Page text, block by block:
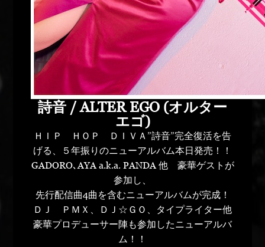
詩音 / ALTER EGO (オルター
エゴ)
ＨＩＰ ＨＯＰ ＤＩＶＡ”詩音”完全復活を告
げる、５年振りのニューアルバム本日発売！！
GADORO､AYA a.k.a. PANDA 他 豪華ゲストが
参加し、
先行配信曲4曲を含むニューアルバムが完成！
ＤＪ ＰＭＸ、ＤＪ☆ＧＯ、タイプライター他
豪華プロデューサー陣も参加したニューアルバ
ム！！